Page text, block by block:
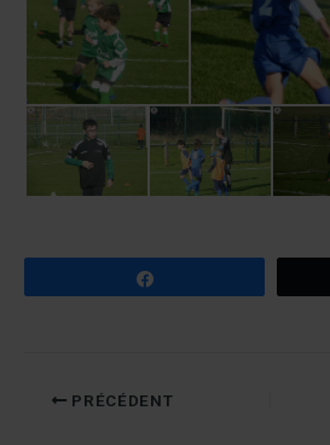
PRÉCÉDENT